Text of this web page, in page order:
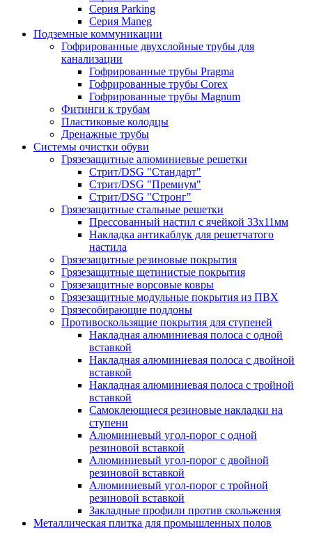
Серия Parking
Серия Maneg
Подземные коммуникации
Гофрированные двухслойные трубы для
канализации
Гофрированные трубы Pragma
Гофрированные трубы Corex
Гофрированные трубы Magnum
Фитинги к трубам
Пластиковые колодцы
Дренажные трубы
Системы очистки обуви
Грязезащитные алюминиевые решетки
Стрит/DSG "Стандарт"
Стрит/DSG "Премиум"
Стрит/DSG "Стронг"
Грязезащитные стальные решетки
Прессованный настил с ячейкой 33х11мм
Накладка антикаблук для решетчатого
настила
Грязезащитные резиновые покрытия
Грязезащитные щетинистые покрытия
Грязезащитные ворсовые ковры
Грязезащитные модульные покрытия из ПВХ
Грязесобирающие поддоны
Противоскользящие покрытия для ступеней
Накладная алюминиевая полоса с одной
вставкой
Накладная алюминиевая полоса с двойной
вставкой
Накладная алюминиевая полоса с тройной
вставкой
Самоклеющиеся резиновые накладки на
ступени
Алюминиевый угол-порог с одной
резиновой вставкой
Алюминиевый угол-порог с двойной
резиновой вставкой
Алюминиевый угол-порог с тройной
резиновой вставкой
Закладные профили против скольжения
Металлическая плитка для промышленных полов